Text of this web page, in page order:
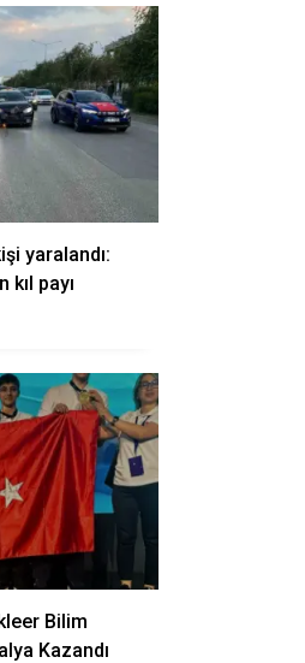
yaralandı:
payı
Bilim
Kazandı